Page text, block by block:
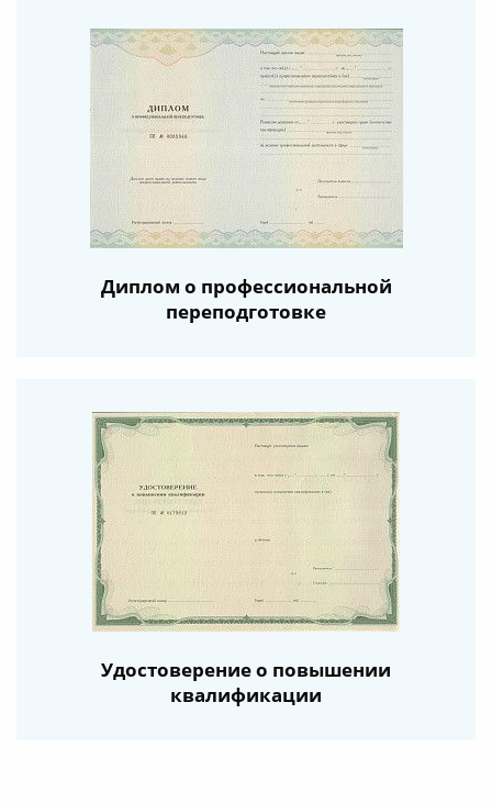
Диплом о профессиональной
переподготовке
Удостоверение о повышении
квалификации